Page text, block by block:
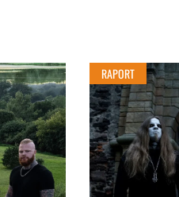
RAPORT